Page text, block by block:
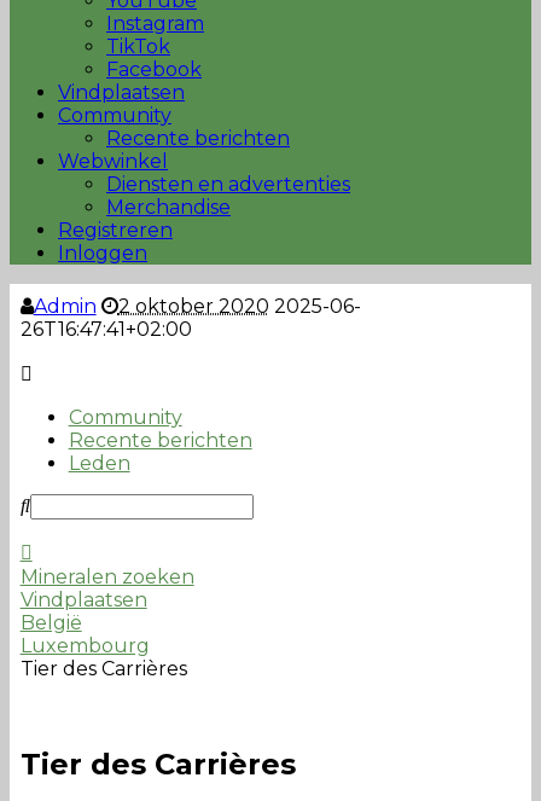
Instagram
TikTok
Facebook
Vindplaatsen
Community
Recente berichten
Webwinkel
Diensten en advertenties
Merchandise
Registreren
Inloggen
Admin 2 oktober 2020 2025-06-
26T16:47:41+02:00
Community
Recente berichten
Leden
Mineralen zoeken
Vindplaatsen
België
Luxembourg
Tier des Carrières
Tier des Carrières